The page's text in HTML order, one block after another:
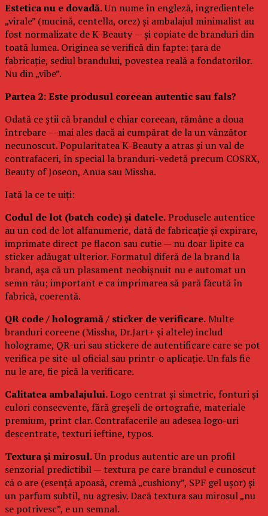
Estetica nu e dovadă.Un nume în engleză, ingredientele
„virale” (mucină, centella, orez) și ambalajul minimalist au
fost normalizate de K-Beauty — și copiate de branduri din
toată lumea. Originea se verifică din fapte: țara de
fabricație, sediul brandului, povestea reală a fondatorilor.
Nu din „vibe”.
Partea 2: Este produsul coreean autentic sau fals?
Odată ce știi că brandul e chiar coreean, rămâne a doua
întrebare — mai ales dacă ai cumpărat de la un vânzător
necunoscut. Popularitatea K-Beauty a atras și un val de
contrafaceri, în special la branduri-vedetă precum COSRX,
Beauty of Joseon, Anua sau Missha.
Iată la ce te uiți:
Codul de lot (batch code) și datele.Produsele autentice
au un cod de lot alfanumeric, dată de fabricație și expirare,
imprimate direct pe flacon sau cutie — nu doar lipite ca
sticker adăugat ulterior. Formatul diferă de la brand la
brand, așa că un plasament neobișnuit nu e automat un
semn rău; important e ca imprimarea să pară făcută în
fabrică, coerentă.
QR code / hologramă / sticker de verificare.Multe
branduri coreene (Missha, Dr.Jart+ și altele) includ
holograme, QR-uri sau stickere de autentificare care se pot
verifica pe site-ul oficial sau printr-o aplicație. Un fals fie
nu le are, fie pică la verificare.
Calitatea ambalajului.Logo centrat și simetric, fonturi și
culori consecvente, fără greșeli de ortografie, materiale
premium, print clar. Contrafacerile au adesea logo-uri
descentrate, texturi ieftine, typos.
Textura și mirosul.Un produs autentic are un profil
senzorial predictibil — textura pe care brandul e cunoscut
că o are (esență apoasă, cremă „cushiony”, SPF gel ușor) și
un parfum subtil, nu agresiv. Dacă textura sau mirosul „nu
se potrivesc”, e un semnal.